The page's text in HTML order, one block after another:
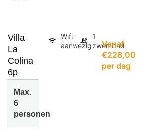
Villa
La
Colina
6p
Max.
6
personen
Wifi
aanwezig
1
zwembad
Vanaf
€228,00
per dag